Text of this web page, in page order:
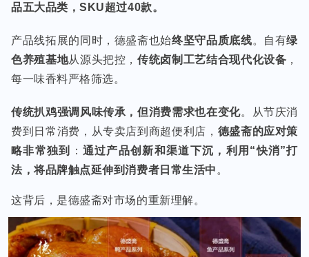
品五大品类，SKU超过40款。
产品线拓展的同时，德盛斋也始终坚守品质底线。自有绿
色养殖基地从源头把控，传统卤制工艺结合现代化设备 ，
每一味香料严格筛选。
传统扒鸡强调风味传承，但消费需求也在变化。从节庆消
费到日常消费，从专卖店到商超便利店， 德盛斋的应对策
略非常独到
： 通过产品创新和渠道下沉，利用“快消”打
法，将品牌触点延伸到消费者日常生活中 。
这背后，是德盛斋对市场的重新理解。